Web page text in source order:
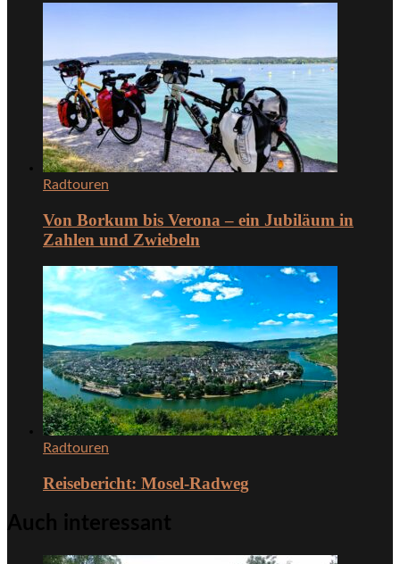
Radtouren
Von Borkum bis Verona – ein Jubiläum in
Zahlen und Zwiebeln
Radtouren
Reisebericht: Mosel-Radweg
Auch interessant